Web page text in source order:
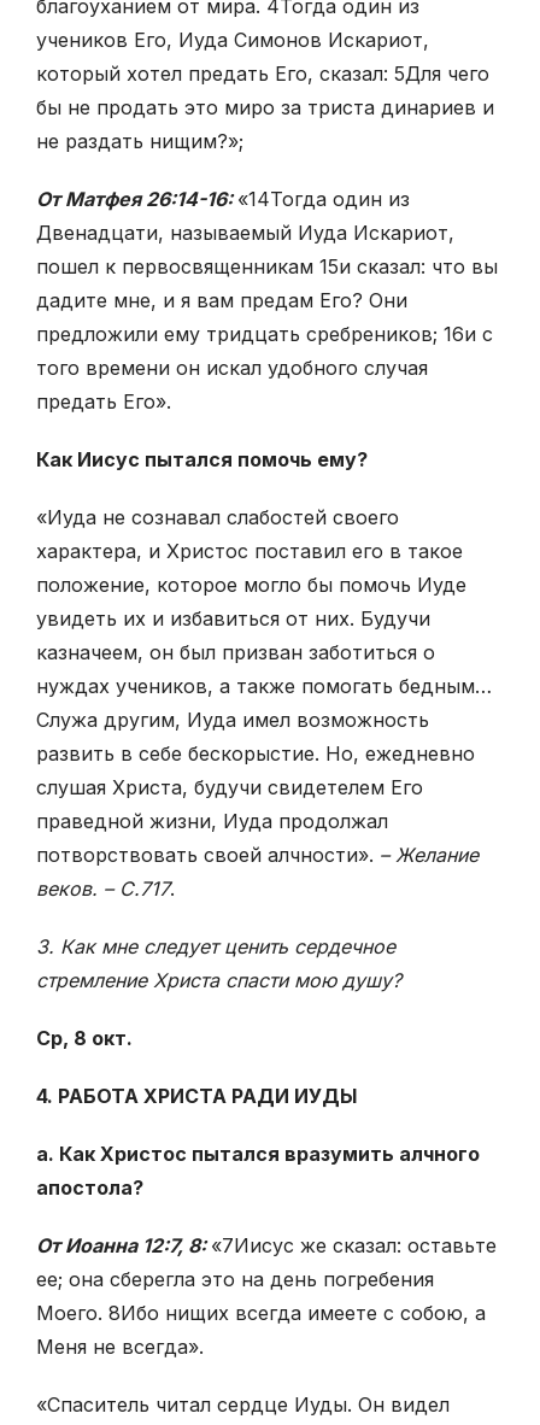
благоуханием от мира. 4Тогда один из
учеников Его, Иуда Симонов Искариот,
который хотел предать Его, сказал: 5Для чего
бы не продать это миро за триста динариев и
не раздать нищим?»;
От Матфея 26:14-16:«14Тогда один из
Двенадцати, называемый Иуда Искариот,
пошел к первосвященникам 15и сказал: что вы
дадите мне, и я вам предам Его? Они
предложили ему тридцать сребреников; 16и с
того времени он искал удобного случая
предать Его».
Как Иисус пытался помочь ему?
«Иуда не сознавал слабостей своего
характера, и Христос поставил его в такое
положение, которое могло бы помочь Иуде
увидеть их и избавиться от них. Будучи
казначеем, он был призван заботиться о
нуждах учеников, а также помогать бедным…
Служа другим, Иуда имел возможность
развить в себе бескорыстие. Но, ежедневно
слушая Христа, будучи свидетелем Его
праведной жизни, Иуда продолжал
потворствовать своей алчности». – Желание
веков. – С.717.
3. Как мне следует ценить сердечное
стремление Христа спасти мою душу?
Ср, 8 окт.
4. РАБОТА ХРИСТА РАДИ ИУДЫ
а. Как Христос пытался вразумить алчного
апостола?
От Иоанна 12:7, 8:«7Иисус же сказал: оставьте
ее; она сберегла это на день погребения
Моего. 8Ибо нищих всегда имеете с собою, а
Меня не всегда».
«Спаситель читал сердце Иуды. Он видел